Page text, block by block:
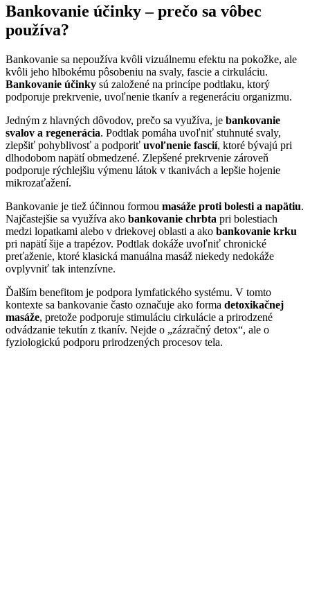
Bankovanie účinky – prečo sa vôbec
používa?
Bankovanie sa nepoužíva kvôli vizuálnemu efektu na pokožke, ale
kvôli jeho hlbokému pôsobeniu na svaly, fascie a cirkuláciu.
Bankovanie účinky sú založené na princípe podtlaku, ktorý
podporuje prekrvenie, uvoľnenie tkanív a regeneráciu organizmu.
Jedným z hlavných dôvodov, prečo sa využíva, je bankovanie
svalov a regenerácia. Podtlak pomáha uvoľniť stuhnuté svaly,
zlepšiť pohyblivosť a podporiť uvoľnenie fascií, ktoré bývajú pri
dlhodobom napätí obmedzené. Zlepšené prekrvenie zároveň
podporuje rýchlejšiu výmenu látok v tkanivách a lepšie hojenie
mikrozaťažení.
Bankovanie je tiež účinnou formou masáže proti bolesti a napätiu.
Najčastejšie sa využíva ako bankovanie chrbta pri bolestiach
medzi lopatkami alebo v driekovej oblasti a ako bankovanie krku
pri napätí šije a trapézov. Podtlak dokáže uvoľniť chronické
preťaženie, ktoré klasická manuálna masáž niekedy nedokáže
ovplyvniť tak intenzívne.
Ďalším benefitom je podpora lymfatického systému. V tomto
kontexte sa bankovanie často označuje ako forma detoxikačnej
masáže, pretože podporuje stimuláciu cirkulácie a prirodzené
odvádzanie tekutín z tkanív. Nejde o „zázračný detox“, ale o
fyziologickú podporu prirodzených procesov tela.